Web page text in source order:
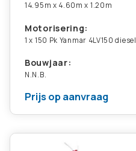
14.95m x 4.60m x 1.20m
Motorisering:
1 x 150 Pk Yanmar 4LV150 diesel
Bouwjaar:
N.N.B.
Prijs op aanvraag